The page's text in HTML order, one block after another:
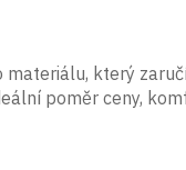
který
poměr ceny,